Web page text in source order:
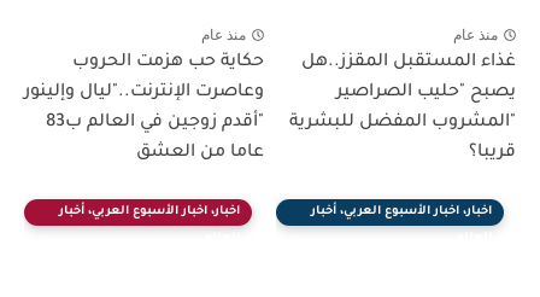
منذ عام
غذاء المستقبل المقزز..هل
يصبح "حليب الصراصير
"المشروب المفضل للبشرية
قريبا؟
منذ عام
حكاية حب هزمت الحروب
وعاصرت الإنترنت.."ليال وإلينور
"أقدم زوجين في العالم ب83
عاما من العشق
اخبار، اخبار الأسبوع العربي، أخبار
اخبار، اخبار الأسبوع العربي، أخبار